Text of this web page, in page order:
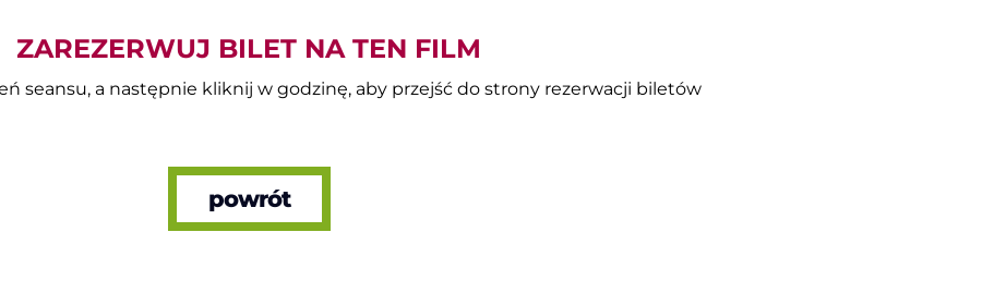
ZAREZERWUJ BILET NA TEN FILM
seansu, a następnie kliknij w godzinę, aby przejść do strony rezerwacji biletów
powrót